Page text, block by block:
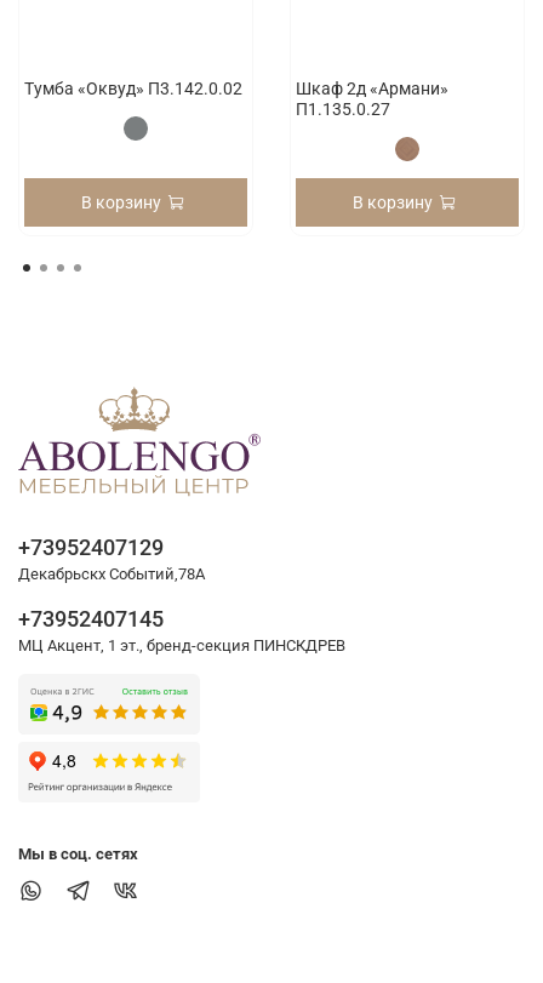
Тумба «Оквуд» П3.142.0.02
В корзину
Шкаф 2д «Армани»
П1.135.0.27
В корзину
+73952407129
Декабрьскх Событий,78А
+73952407145
МЦ Акцент, 1 эт., бренд-секция ПИНСКДРЕВ
Мы в соц. сетях